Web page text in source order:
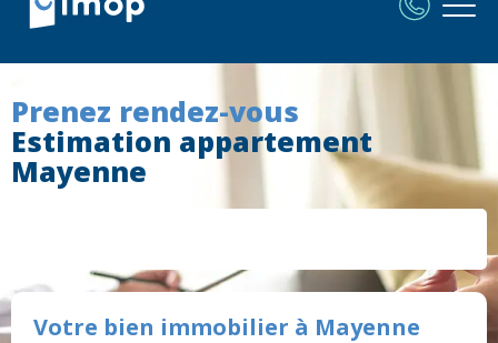
Prenez rendez-vous
Estimation appartement
Mayenne
Votre bien immobilier à Mayenne